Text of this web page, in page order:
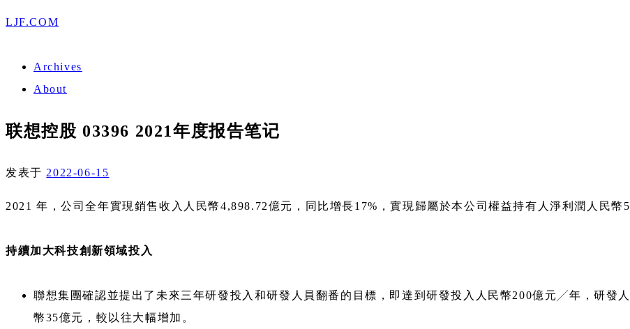
LJF.COM
Archives
About
联想控股 03396 2021年度报告笔记
发表于 2022-06-15
2021 年，公司全年實現銷售收入人民幣4,898.72億元，同比增長17%，實現歸屬於本公司權益持有人淨利潤人民
持續加大科技創新領域投入
聯想集團確認並提出了未來三年研發投入和研發人員翻番的目標，即達到研發投入人民幣200億元╱年，研發
幣35億元，較以往大幅增加。